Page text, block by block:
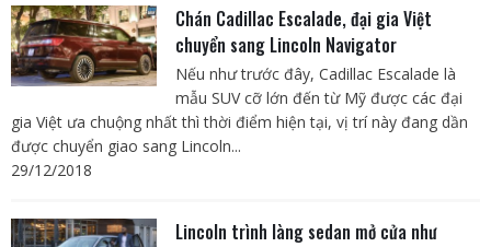
Chán Cadillac Escalade, đại gia Việt
chuyển sang Lincoln Navigator
Nếu như trước đây, Cadillac Escalade là
mẫu SUV cỡ lớn đến từ Mỹ được các đại
gia Việt ưa chuộng nhất thì thời điểm hiện tại, vị trí này đang dần
được chuyển giao sang Lincoln...
29/12/2018
Lincoln trình làng sedan mở cửa như